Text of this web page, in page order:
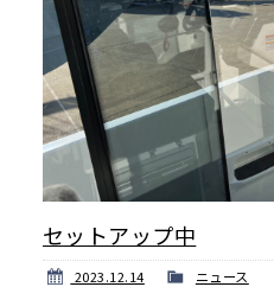
セットアップ中
2023.12.14 ニュース